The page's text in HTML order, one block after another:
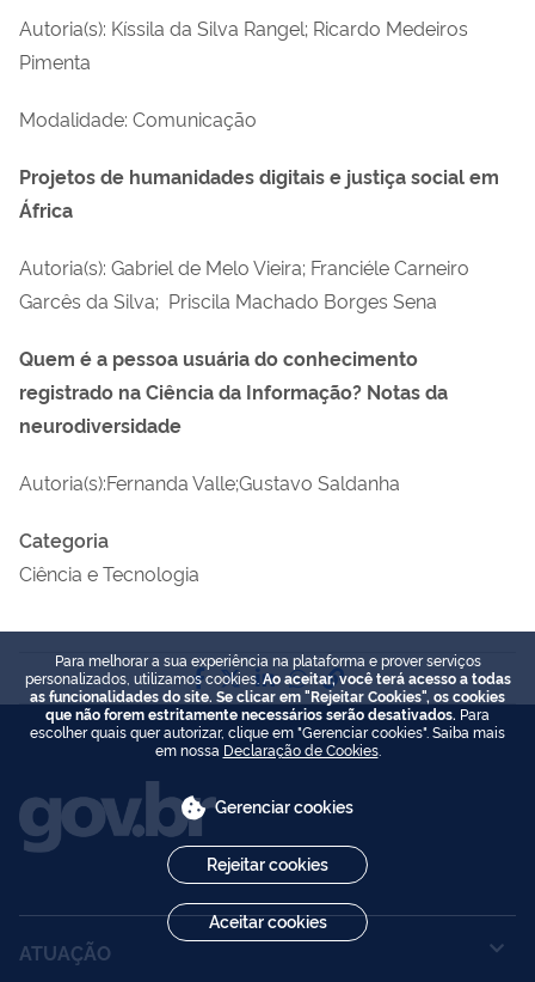
Autoria(s): Kíssila da Silva Rangel; Ricardo Medeiros
Pimenta
Modalidade: Comunicação
Projetos de humanidades digitais e justiça social em
África
Autoria(s): Gabriel de Melo Vieira; Franciéle Carneiro
Garcês da Silva; Priscila Machado Borges Sena
Quem é a pessoa usuária do conhecimento
registrado na Ciência da Informação? Notas da
neurodiversidade
Autoria(s):Fernanda Valle;Gustavo Saldanha
Categoria
Ciência e Tecnologia
Compartilhe por Facebook
Compartilhe por Twitter
Compartilhe por
Compartilhe por
link para Copiar
ATUAÇÃO
Para melhorar a sua experiência na plataforma e prover serviços
personalizados, utilizamos cookies.Ao aceitar, você terá acesso a todas
as funcionalidades do site. Se clicar em "Rejeitar Cookies", os cookies
que não forem estritamente necessários serão desativados. Para
escolher quais quer autorizar, clique em "Gerenciar cookies". Saiba mais
em nossa Declaração de Cookies.
Gerenciar cookies
Rejeitar cookies
Aceitar cookies